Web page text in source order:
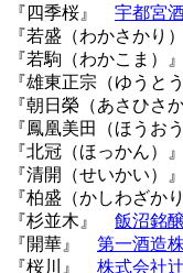
『四季桜』 宇都宮
『若盛（わかさか
『若駒（わかこま
『雄東正宗（ゆうと
『朝日榮（あさひさ
『鳳凰美田（ほう
『北冠（ほっかん）
『清開（せいかい）
『柏盛（かしわざか
『杉並木』 飯沼銘
『開華』 第一酒造
『桜川』 株式会社